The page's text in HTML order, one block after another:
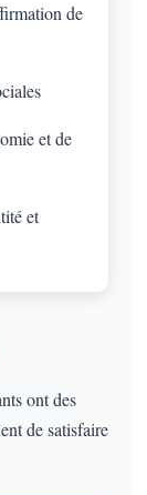
de
et de
et
ont des
de satisfaire